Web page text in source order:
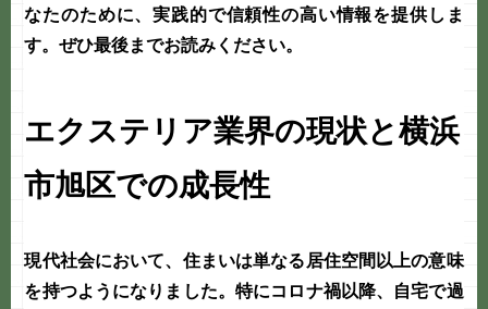
なたのために、実践的で信頼性の高い情報を提供しま
す。ぜひ最後までお読みください。
エクステリア業界の現状と横浜
市旭区での成長性
現代社会において、住まいは単なる居住空間以上の意味
を持つようになりました。特にコロナ禍以降、自宅で過